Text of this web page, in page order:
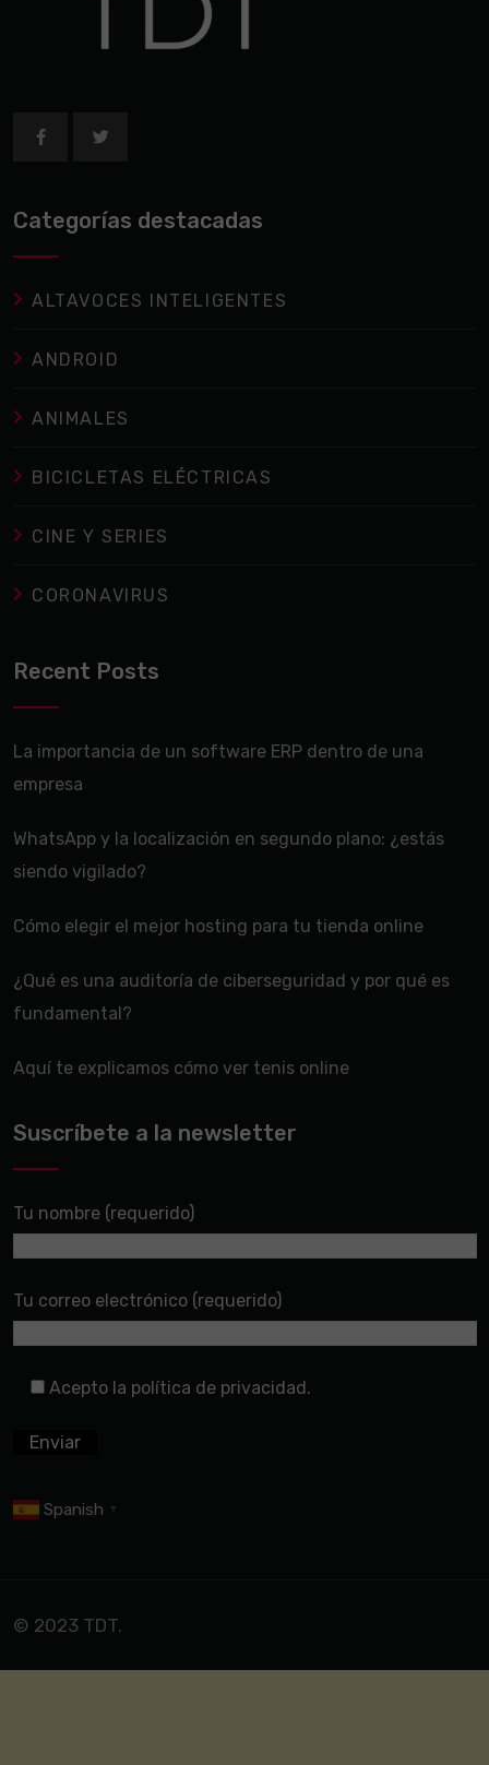
Categorías destacadas
ALTAVOCES INTELIGENTES
ANDROID
ANIMALES
BICICLETAS ELÉCTRICAS
CINE Y SERIES
CORONAVIRUS
Recent Posts
La importancia de un software ERP dentro de una
empresa
WhatsApp y la localización en segundo plano: ¿estás
siendo vigilado?
Cómo elegir el mejor hosting para tu tienda online
¿Qué es una auditoría de ciberseguridad y por qué es
fundamental?
Aquí te explicamos cómo ver tenis online
Suscríbete a la newsletter
Tu nombre (requerido)
Tu correo electrónico (requerido)
Acepto la política de privacidad.
Spanish ▼
© 2023 TDT.